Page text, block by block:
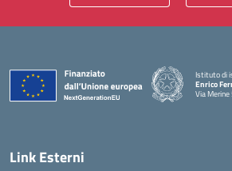
Istituto di
Enrico
Via Merine
Link Esterni